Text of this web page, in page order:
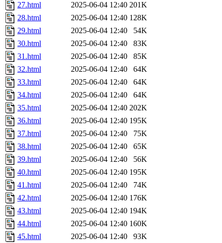
27.html
2025-06-04 12:40 201K
28.html
2025-06-04 12:40 128K
29.html
2025-06-04 12:40
54K
30.html
2025-06-04 12:40
83K
31.html
2025-06-04 12:40
85K
32.html
2025-06-04 12:40
64K
33.html
2025-06-04 12:40
64K
34.html
2025-06-04 12:40
64K
35.html
2025-06-04 12:40 202K
36.html
2025-06-04 12:40 195K
37.html
2025-06-04 12:40
75K
38.html
2025-06-04 12:40
65K
39.html
2025-06-04 12:40
56K
40.html
2025-06-04 12:40 195K
41.html
2025-06-04 12:40
74K
42.html
2025-06-04 12:40 176K
43.html
2025-06-04 12:40 194K
44.html
2025-06-04 12:40 160K
45.html
2025-06-04 12:40
93K